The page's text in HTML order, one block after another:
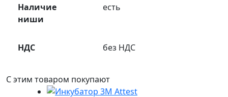
Наличие
ниши
есть
НДС без НДС
С этим товаром покупают